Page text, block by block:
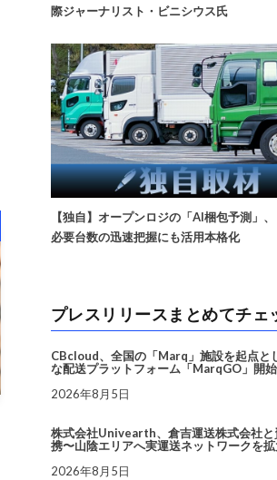
際ジャーナリスト・ビニシウス氏
【独自】オープンロジの「AI梱包予測」
必要台数の迅速把握にも活用本格化
プレスリリースまとめてチェ
CBcloud、全国の「Marq」施設を起点と
な配送プラットフォーム「MarqGO」開始
2026年8月5日
株式会社Univearth、倉吉運送株式会社と
携〜山陰エリアへ実運送ネットワークを
2026年8月5日